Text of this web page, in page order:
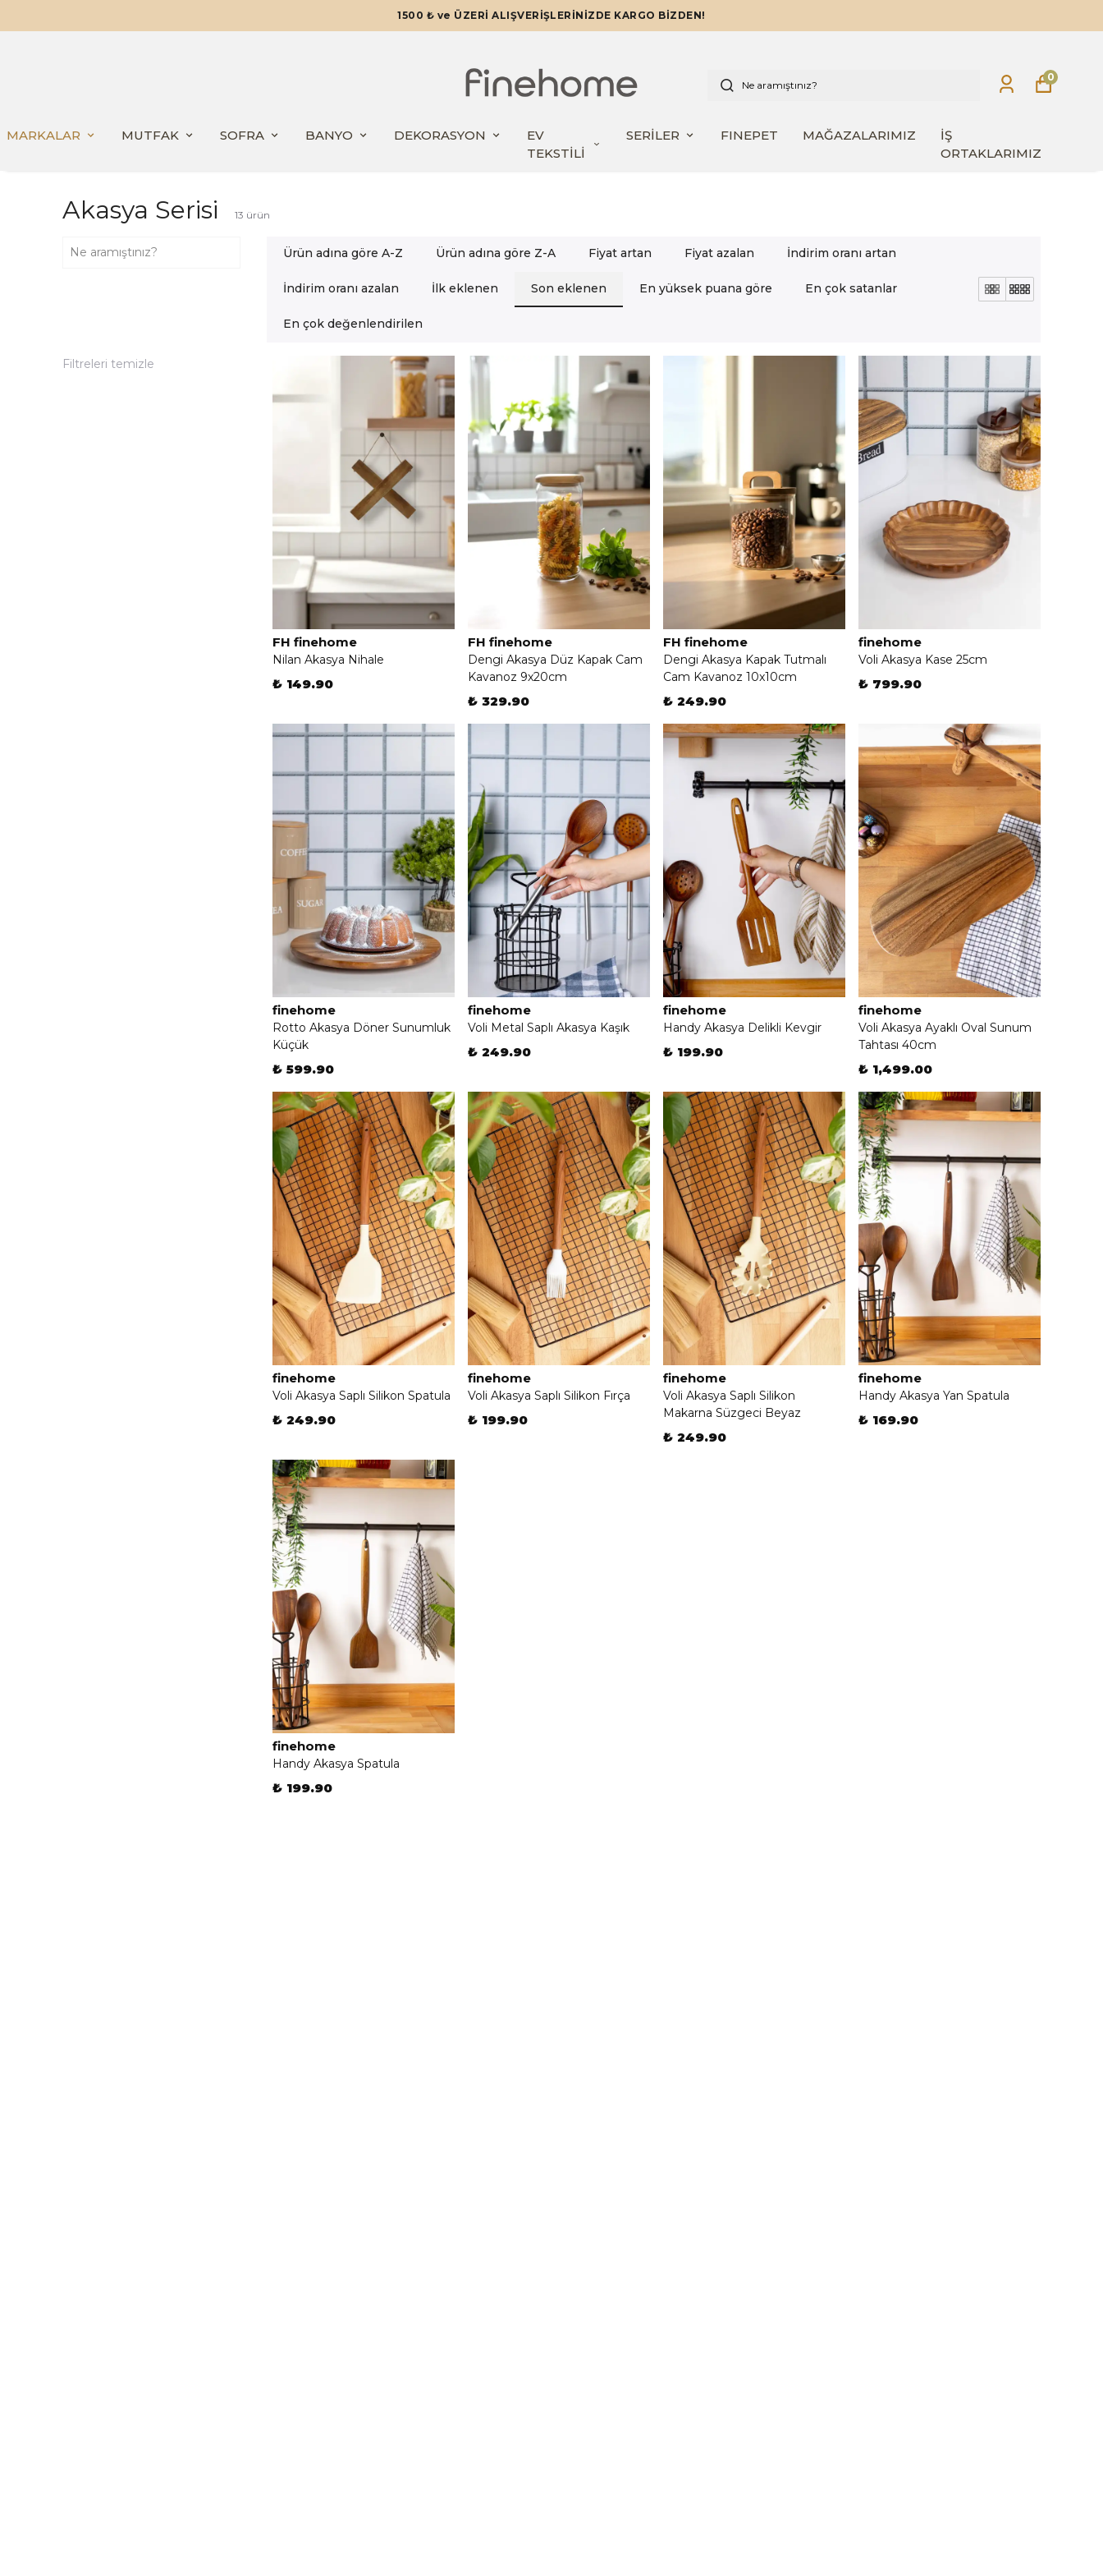
TÜM ÜRÜNLERDE GEÇERLİ 12 AYA VARAN TAKSİTLERLE!
MARKALAR MUTFAK SOFRA BANYO DEKORASYON
EV
TEKSTİLİ
SERİLER FINEPET MAĞAZALARIMIZ
İŞ
ORTAKLARIMIZ
0
Akasya Serisi 13 ürün
Ürün adına göre A-Z Ürün adına göre Z-A Fiyat artan Fiyat azalan İndirim oranı artan
İndirim oranı azalan İlk eklenen Son eklenen En yüksek puana göre En çok satanlar
En çok değenlendirilen
Filtreleri temizle
FH finehome
Nilan Akasya Nihale
₺ 149.90
FH finehome
Dengi Akasya Düz Kapak Cam
Kavanoz 9x20cm
₺ 329.90
FH finehome
Dengi Akasya Kapak Tutmalı
Cam Kavanoz 10x10cm
₺ 249.90
finehome
Voli Akasya Kase 25cm
₺ 799.90
finehome
Rotto Akasya Döner Sunumluk
Küçük
₺ 599.90
finehome
Voli Metal Saplı Akasya Kaşık
₺ 249.90
finehome
Handy Akasya Delikli Kevgir
₺ 199.90
finehome
Voli Akasya Ayaklı Oval Sunum
Tahtası 40cm
₺ 1,499.00
finehome
Voli Akasya Saplı Silikon Spatula
₺ 249.90
finehome
Voli Akasya Saplı Silikon Fırça
₺ 199.90
finehome
Voli Akasya Saplı Silikon
Makarna Süzgeci Beyaz
₺ 249.90
finehome
Handy Akasya Yan Spatula
₺ 169.90
finehome
Handy Akasya Spatula
₺ 199.90